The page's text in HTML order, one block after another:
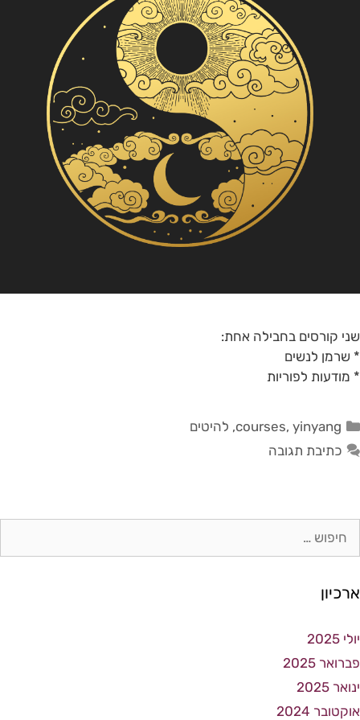
שני קורסים בחבילה אחת:
* שרמן לנשים
* מודעות לפוריות
courses, yinyang
, להיטים
כתיבת תגובה
ארכיון
יולי 2025
פברואר 2025
ינואר 2025
אוקטובר 2024